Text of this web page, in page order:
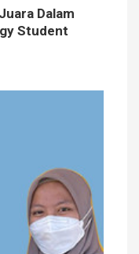
Dalam
Student